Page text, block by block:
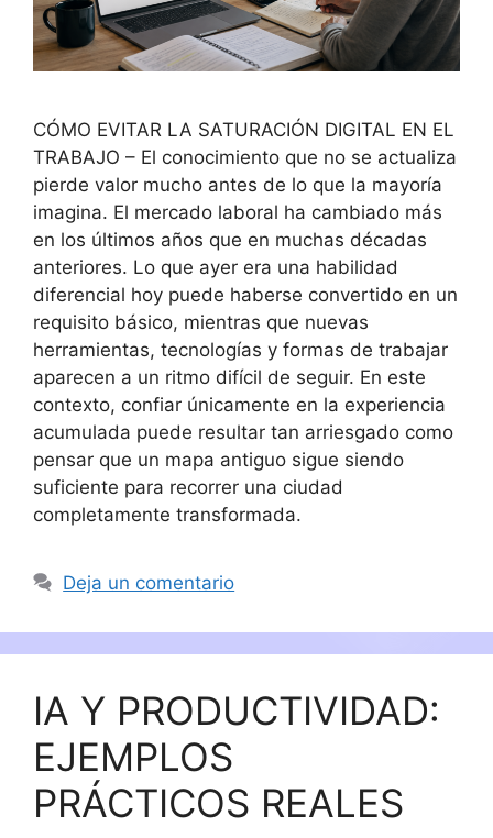
CÓMO EVITAR LA SATURACIÓN DIGITAL EN EL
TRABAJO – El conocimiento que no se actualiza
pierde valor mucho antes de lo que la mayoría
imagina. El mercado laboral ha cambiado más
en los últimos años que en muchas décadas
anteriores. Lo que ayer era una habilidad
diferencial hoy puede haberse convertido en un
requisito básico, mientras que nuevas
herramientas, tecnologías y formas de trabajar
aparecen a un ritmo difícil de seguir. En este
contexto, confiar únicamente en la experiencia
acumulada puede resultar tan arriesgado como
pensar que un mapa antiguo sigue siendo
suficiente para recorrer una ciudad
completamente transformada.
Deja un comentario
IA Y PRODUCTIVIDAD:
EJEMPLOS
PRÁCTICOS REALES